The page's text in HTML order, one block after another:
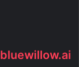
bluewillow.ai